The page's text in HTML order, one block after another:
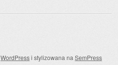
WordPressi stylizowana na SemPress